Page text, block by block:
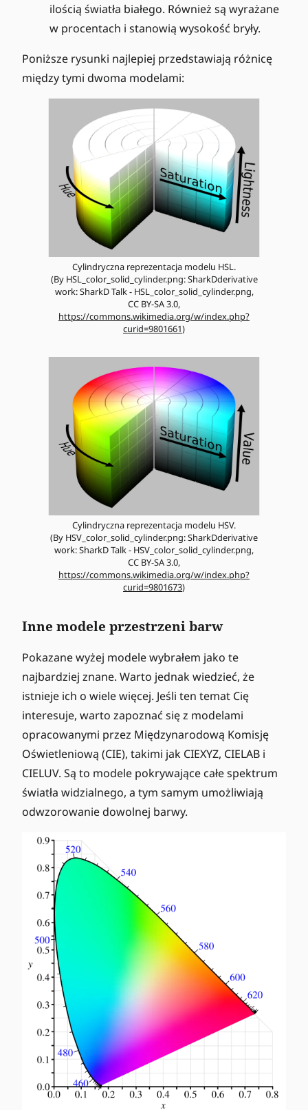
ilością światła białego. Również są wyrażane
w procentach i stanowią wysokość bryły.
Poniższe rysunki najlepiej przedstawiają różnicę
między tymi dwoma modelami:
Cylindryczna reprezentacja modelu HSL.
(By HSL_color_solid_cylinder.png: SharkDderivative
work: SharkD Talk - HSL_color_solid_cylinder.png,
CC BY-SA 3.0,
https://commons.wikimedia.org/w/index.php?
curid=9801661)
Cylindryczna reprezentacja modelu HSV.
(By HSV_color_solid_cylinder.png: SharkDderivative
work: SharkD Talk - HSV_color_solid_cylinder.png,
CC BY-SA 3.0,
https://commons.wikimedia.org/w/index.php?
curid=9801673)
Inne modele przestrzeni barw
Pokazane wyżej modele wybrałem jako te
najbardziej znane. Warto jednak wiedzieć, że
istnieje ich o wiele więcej. Jeśli ten temat Cię
interesuje, warto zapoznać się z modelami
opracowanymi przez Międzynarodową Komisję
Oświetleniową (CIE), takimi jak CIEXYZ, CIELAB i
CIELUV. Są to modele pokrywające całe spektrum
światła widzialnego, a tym samym umożliwiają
odwzorowanie dowolnej barwy.